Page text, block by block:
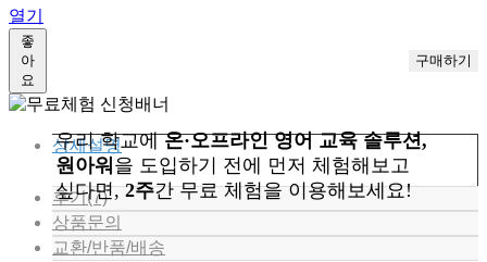
열기
좋
아
요
우리 학교에온·오프라인 영어 교육 솔루션,
원아워 을 도입하기 전에 먼저 체험해보고
싶다면,2주간 무료 체험을 이용해보세요!
상세설명
후기(7)
상품문의
교환/반품/배송